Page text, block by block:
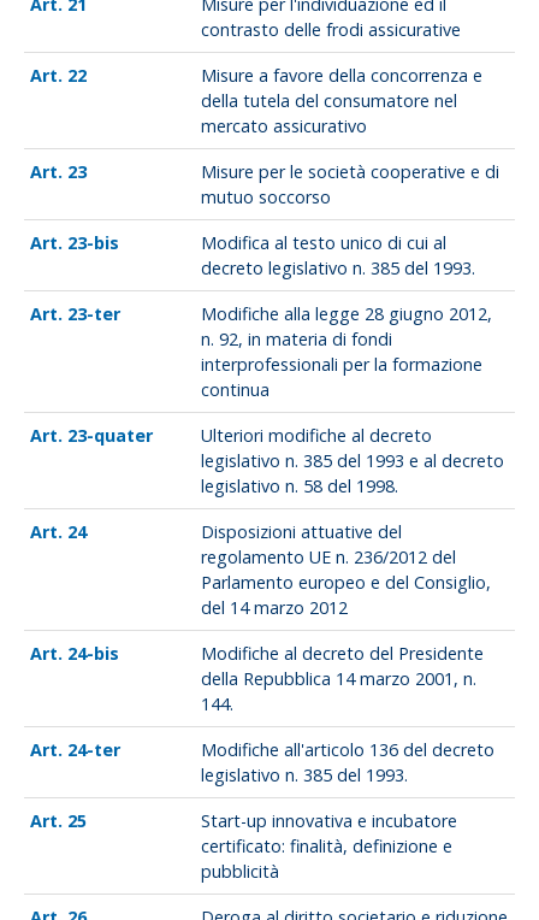
21
Misure per l'individuazione ed il
contrasto delle frodi assicurative
22
Misure a favore della concorrenza e
della tutela del consumatore nel
mercato assicurativo
23
Misure per le società cooperative e di
mutuo soccorso
23-bis
Modifica al testo unico di cui al
decreto legislativo n. 385 del 1993.
23-ter
Modifiche alla legge 28 giugno 2012,
n. 92, in materia di fondi
interprofessionali per la formazione
continua
23-quater
Ulteriori modifiche al decreto
legislativo n. 385 del 1993 e al decreto
legislativo n. 58 del 1998.
24
Disposizioni attuative del
regolamento UE n. 236/2012 del
Parlamento europeo e del Consiglio,
del 14 marzo 2012
24-bis
Modifiche al decreto del Presidente
della Repubblica 14 marzo 2001, n.
144.
24-ter
Modifiche all'articolo 136 del decreto
legislativo n. 385 del 1993.
25
Start-up innovativa e incubatore
certificato: finalità, definizione e
pubblicità